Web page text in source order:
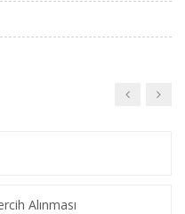
Alınması